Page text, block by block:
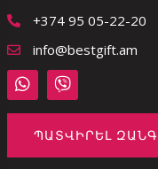
+374 95 05-22-20
info@bestgift.am
ՊԱՏՎԻՐԵԼ ԶԱՆԳ